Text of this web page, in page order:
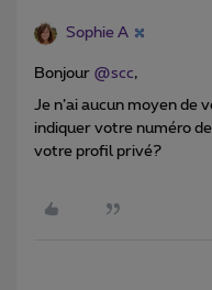
Sophie A
Bonjour @scc,
Je n’ai aucun moyen de
indiquer votre numéro
votre profil privé?